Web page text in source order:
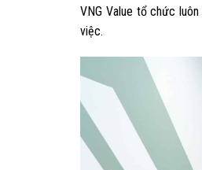
VNG Value tổ chức
việc.